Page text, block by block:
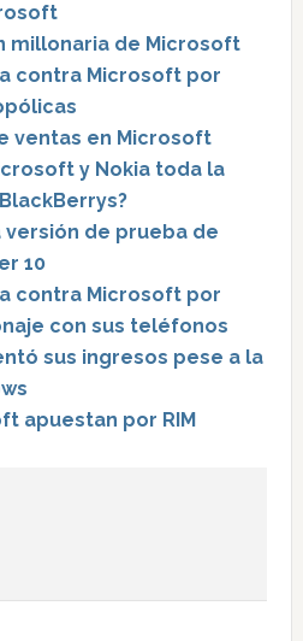
millonaria de Microsoft
contra Microsoft por
ventas en Microsoft
y Nokia toda la
de prueba de
10
contra Microsoft por
con sus teléfonos
sus ingresos pese a la
apuestan por RIM